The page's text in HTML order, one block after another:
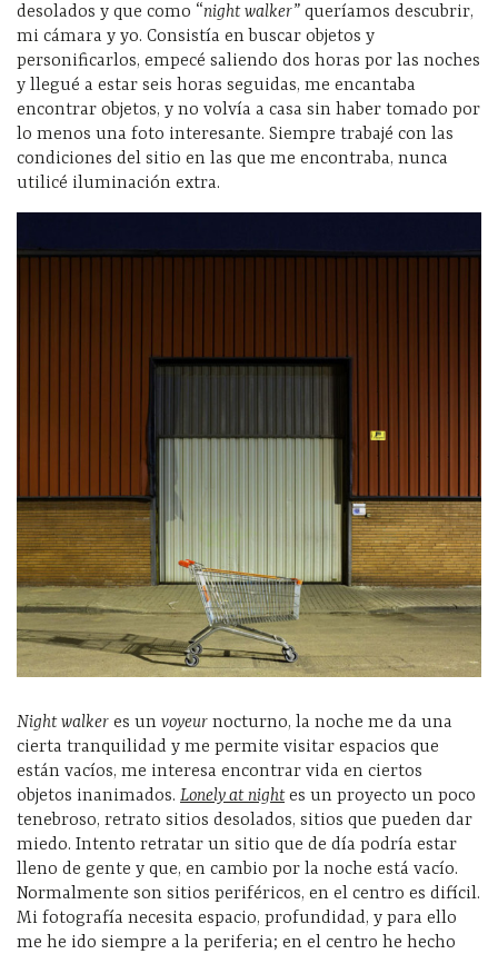
desolados y que como “night walker” queríamos descubrir,
mi cámara y yo. Consistía en buscar objetos y
personificarlos, empecé saliendo dos horas por las noches
y llegué a estar seis horas seguidas, me encantaba
encontrar objetos, y no volvía a casa sin haber tomado por
lo menos una foto interesante. Siempre trabajé con las
condiciones del sitio en las que me encontraba, nunca
utilicé iluminación extra.
Night walker es un voyeur nocturno, la noche me da una
cierta tranquilidad y me permite visitar espacios que
están vacíos, me interesa encontrar vida en ciertos
objetos inanimados. Lonely at nightes un proyecto un poco
tenebroso, retrato sitios desolados, sitios que pueden dar
miedo. Intento retratar un sitio que de día podría estar
lleno de gente y que, en cambio por la noche está vacío.
Normalmente son sitios periféricos, en el centro es difícil.
Mi fotografía necesita espacio, profundidad, y para ello
me he ido siempre a la periferia; en el centro he hecho